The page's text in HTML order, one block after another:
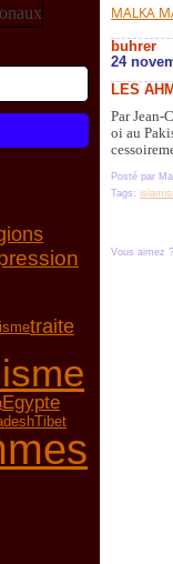
traite
Egypte
Tibet
MALKA
buhrer
24
LES
Par Jean-
oi au
Posté par
Tags:
Vous aimez ?